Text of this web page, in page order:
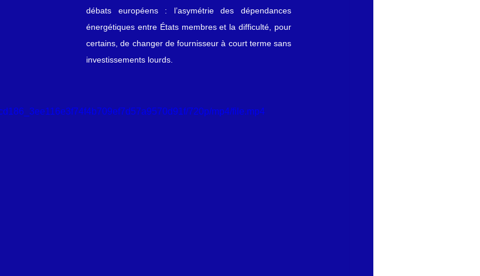
débats européens : l’asymétrie des dépendances
énergétiques entre États membres et la difficulté, pour
certains, de changer de fournisseur à court terme sans
investissements lourds.
720p/mp4/file.mp4